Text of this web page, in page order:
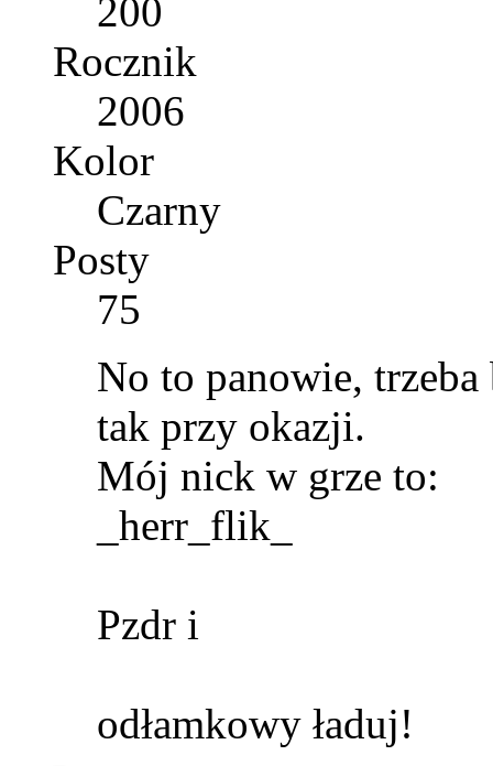
200
Rocznik
2006
Kolor
Czarny
Posty
75
No to panowie,
tak przy okazji.
Mój nick w grze to:
_herr_flik_
Pzdr i
odłamkowy ładuj!